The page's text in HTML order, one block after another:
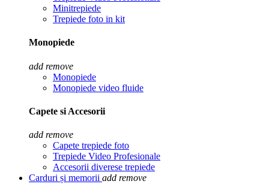
Minitrepiede
Trepiede foto in kit
Monopiede
add remove
Monopiede
Monopiede video fluide
Capete si Accesorii
add remove
Capete trepiede foto
Trepiede Video Profesionale
Accesorii diverese trepiede
Carduri și memorii add remove